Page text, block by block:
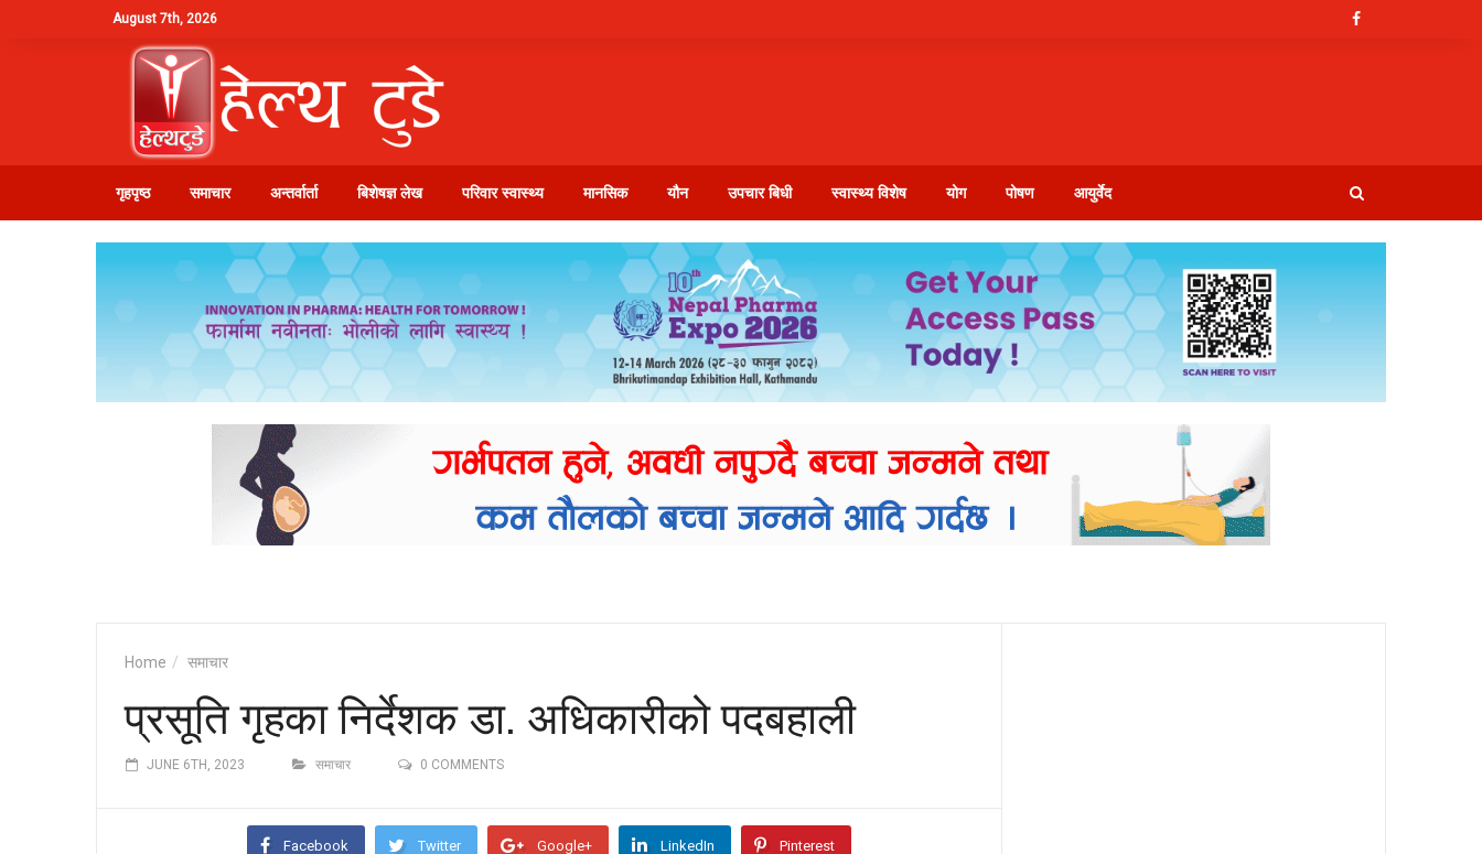
August 7th, 2026
गृहपृष्ठ समाचार अन्तर्वार्ता बिशेषज्ञ लेख परिवार स्वास्थ्य मानसिक यौन उपचार बिधी स्वास्थ्य विशेष योग पोषण आयुर्वेद
Home समाचार
प्रसूति गृहका निर्देशक डा. अधिकारीको पदबहाली
JUNE 6TH, 2023 समाचार 0 COMMENTS
Facebook Twitter Google+ LinkedIn Pinterest